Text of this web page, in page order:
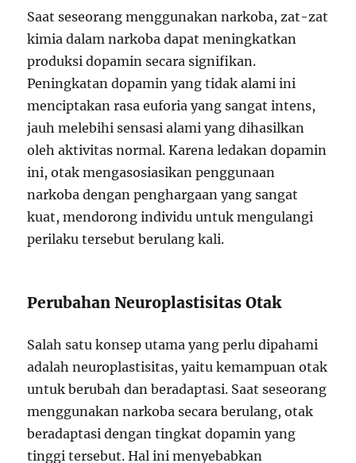
Saat seseorang menggunakan narkoba, zat-zat
kimia dalam narkoba dapat meningkatkan
produksi dopamin secara signifikan.
Peningkatan dopamin yang tidak alami ini
menciptakan rasa euforia yang sangat intens,
jauh melebihi sensasi alami yang dihasilkan
oleh aktivitas normal. Karena ledakan dopamin
ini, otak mengasosiasikan penggunaan
narkoba dengan penghargaan yang sangat
kuat, mendorong individu untuk mengulangi
perilaku tersebut berulang kali.
Perubahan Neuroplastisitas Otak
Salah satu konsep utama yang perlu dipahami
adalah neuroplastisitas, yaitu kemampuan otak
untuk berubah dan beradaptasi. Saat seseorang
menggunakan narkoba secara berulang, otak
beradaptasi dengan tingkat dopamin yang
tinggi tersebut. Hal ini menyebabkan